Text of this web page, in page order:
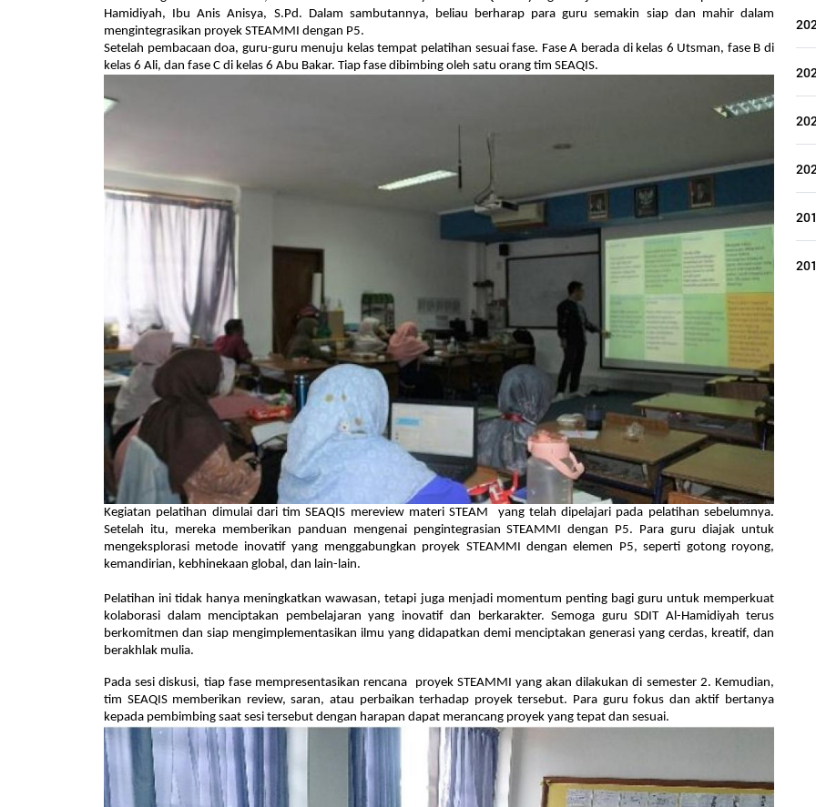
Hamidiyah, Ibu Anis Anisya, S.Pd. Dalam sambutannya, beliau berharap para guru semakin siap dan mahir dalam
mengintegrasikan proyek STEAMMI dengan P5.
Setelah pembacaan doa, guru-guru menuju kelas tempat pelatihan sesuai fase. Fase A berada di kelas 6 Utsman, fase B di
kelas 6 Ali, dan fase C di kelas 6 Abu Bakar. Tiap fase dibimbing oleh satu orang tim SEAQIS.
Kegiatan pelatihan dimulai dari tim SEAQIS mereview materi STEAM yang telah dipelajari pada pelatihan sebelumnya.
Setelah itu, mereka memberikan panduan mengenai pengintegrasian STEAMMI dengan P5. Para guru diajak untuk
mengeksplorasi metode inovatif yang menggabungkan proyek STEAMMI dengan elemen P5, seperti gotong royong,
kemandirian, kebhinekaan global, dan lain-lain.
Pelatihan ini tidak hanya meningkatkan wawasan, tetapi juga menjadi momentum penting bagi guru untuk memperkuat
kolaborasi dalam menciptakan pembelajaran yang inovatif dan berkarakter. Semoga guru SDIT Al-Hamidiyah terus
berkomitmen dan siap mengimplementasikan ilmu yang didapatkan demi menciptakan generasi yang cerdas, kreatif, dan
berakhlak mulia.
Pada sesi diskusi, tiap fase mempresentasikan rencana  proyek STEAMMI yang akan dilakukan di semester 2. Kemudian,
tim SEAQIS memberikan review, saran, atau perbaikan terhadap proyek tersebut. Para guru fokus dan aktif bertanya
kepada pembimbing saat sesi tersebut dengan harapan dapat merancang proyek yang tepat dan sesuai.